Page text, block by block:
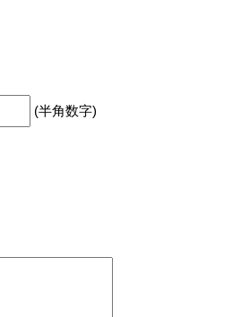
(半角数字)